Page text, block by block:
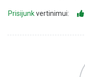
Prisijunkvertinimui: